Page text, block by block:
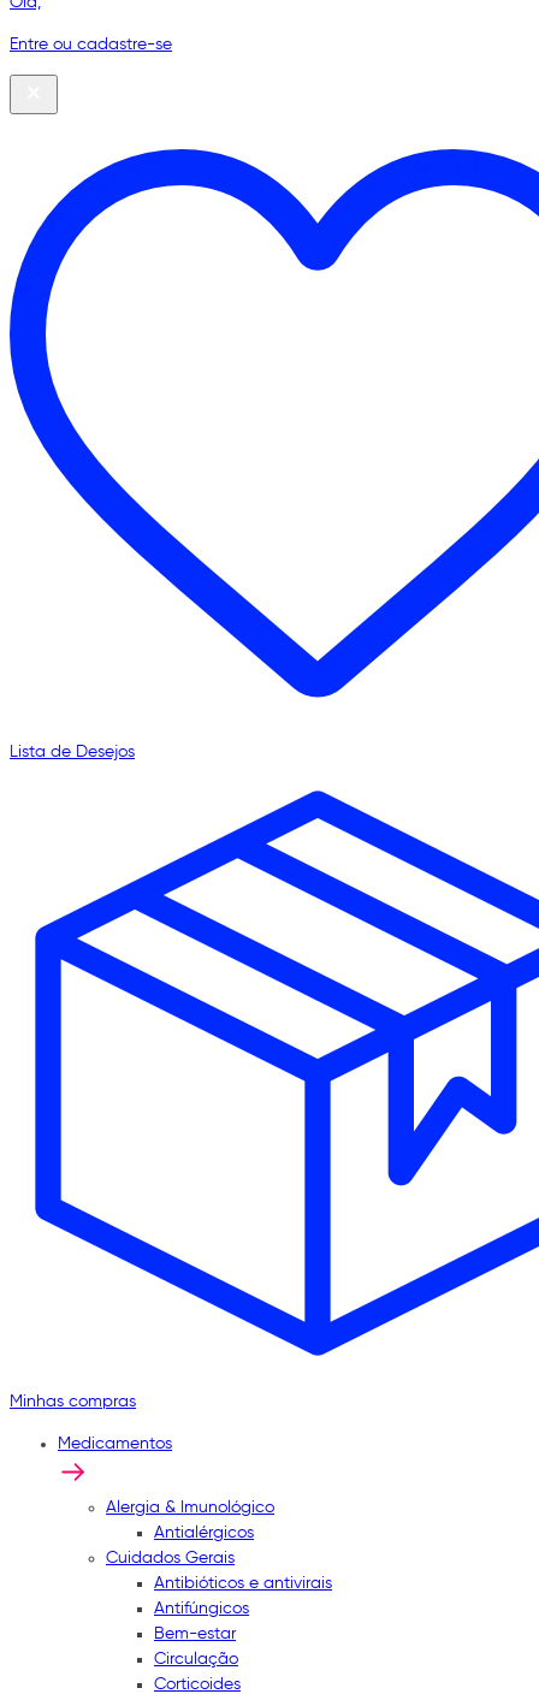
Entre ou cadastre-se
Lista de Desejos
Minhas compras
Medicamentos
Alergia & Imunológico
Antialérgicos
Cuidados Gerais
Antibióticos e antivirais
Antifúngicos
Bem-estar
Circulação
Corticoides